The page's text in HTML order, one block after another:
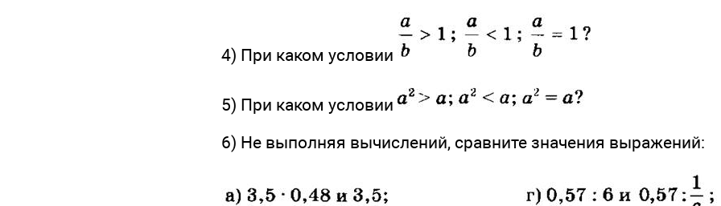
4) При каком условии
5) При каком условии
6) Не выполняя вычислений, сравните значения выражений: